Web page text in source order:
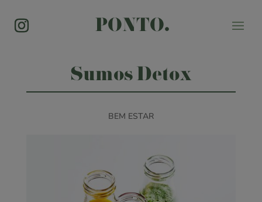
PONTO.
Sumos Detox
BEM ESTAR